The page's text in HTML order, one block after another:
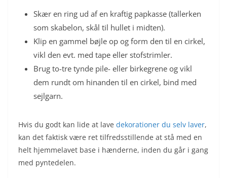
Skær en ring ud af en kraftig papkasse (tallerken
som skabelon, skål til hullet i midten).
Klip en gammel bøjle op og form den til en cirkel,
vikl den evt. med tape eller stofstrimler.
Brug to-tre tynde pile- eller birkegrene og vikl
dem rundt om hinanden til en cirkel, bind med
sejlgarn.
Hvis du godt kan lide at lave dekorationer du selv laver,
kan det faktisk være ret tilfredsstillende at stå med en
helt hjemmelavet base i hænderne, inden du går i gang
med pyntedelen.